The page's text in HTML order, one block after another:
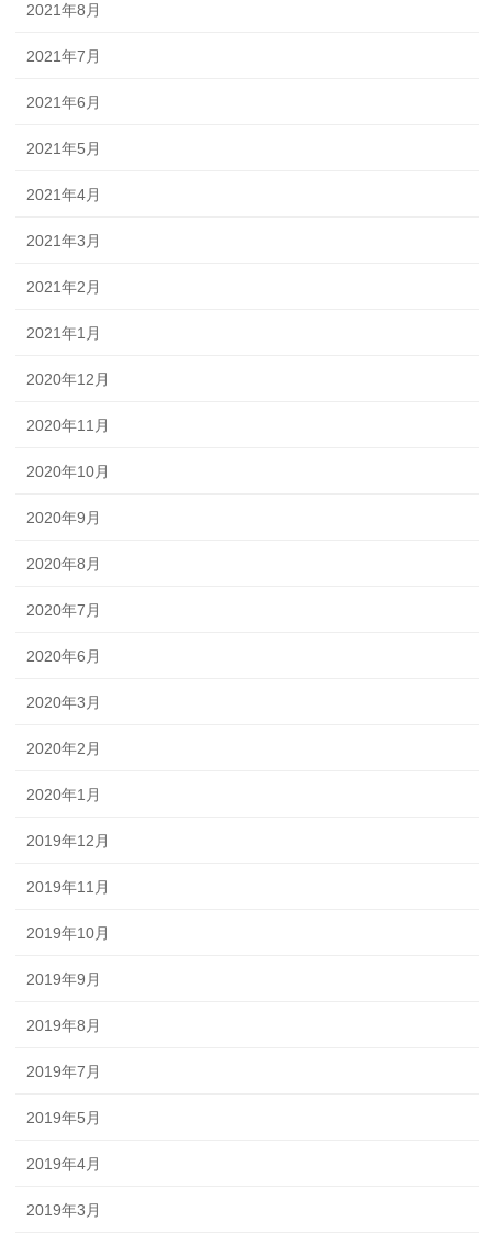
2021年8月
2021年7月
2021年6月
2021年5月
2021年4月
2021年3月
2021年2月
2021年1月
2020年12月
2020年11月
2020年10月
2020年9月
2020年8月
2020年7月
2020年6月
2020年3月
2020年2月
2020年1月
2019年12月
2019年11月
2019年10月
2019年9月
2019年8月
2019年7月
2019年5月
2019年4月
2019年3月